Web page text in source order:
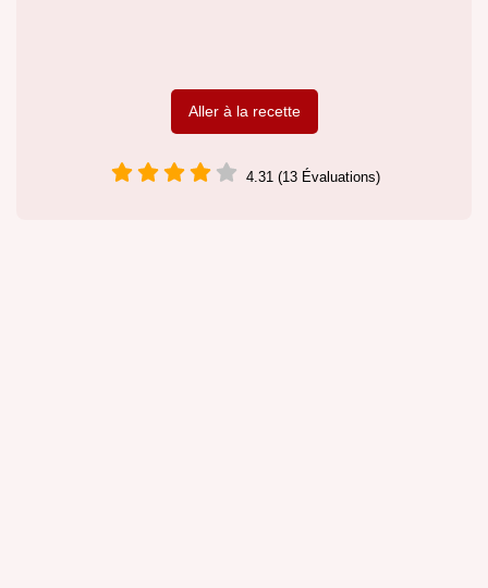
Aller à la recette
4.31 (13 Évaluations)